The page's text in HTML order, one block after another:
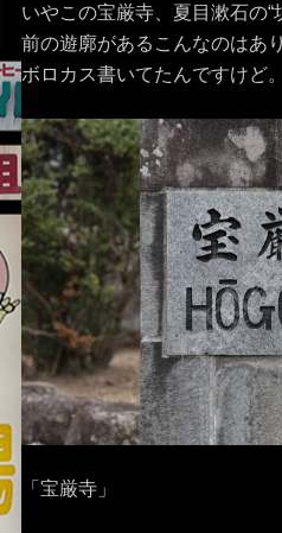
いやこの宝厳寺、夏目漱石の
前の遊廓があるこんなのはあ
ボロカス書いてたんですけど
「宝厳寺」